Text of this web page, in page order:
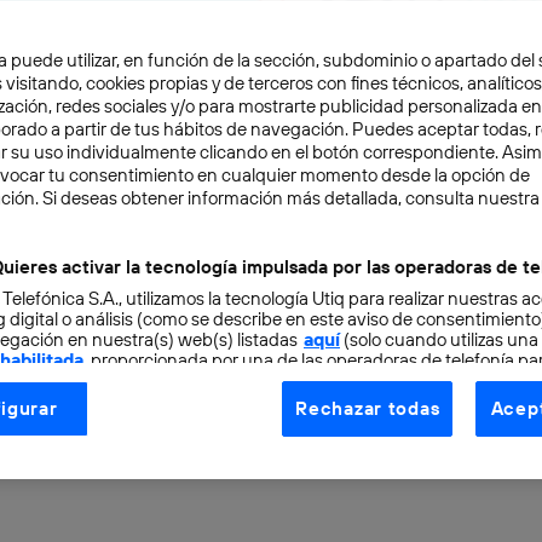
4 min
para pymes y
que desarrollen
puede utilizar, en función de la sección, subdominio o apartado del
visitando, cookies propias y de terceros con fines técnicos,
redes sociales y/o para mostrarte publicidad personalizada
a partir de tus hábitos de navegación. Puedes aceptar todas,
su uso individualmente clicando en el botón correspondiente.
tu consentimiento en cualquier momento desde la opción de
Si deseas obtener información más detallada, consulta nuestra
activar la tecnología impulsada por las operadoras de
S.A., utilizamos la tecnología Utiq para realizar nuestras
digital o análisis (como se describe en este aviso de
en nuestra(s) web(s) listadas aquí(solo cuando utilizas una
, proporcionada por una de las operadoras de telefonía
consentimiento en cada página web).
Utiq está diseñada con la privacidad como prioridad
dirección IP y otra información de la cuenta de cliente de
Rechazar todas